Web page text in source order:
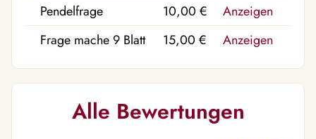
Pendelfrage
10,00 €
Anzeigen
Frage mache 9 Blatt
15,00 € Anzeigen
Alle Bewertungen